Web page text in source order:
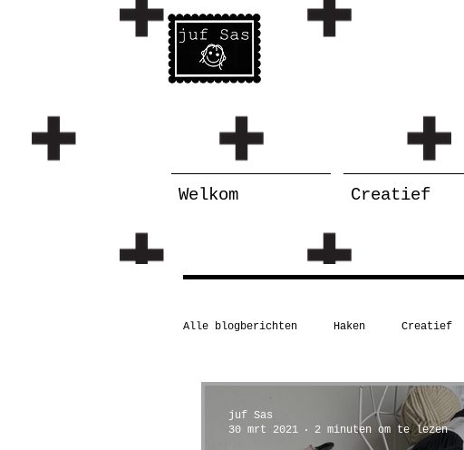
Welkom Creatief
Alle blogberichten Haken Creatief
Schilderen/tekenen Taal Kerst
juf Sas
30 mrt 2021
2 minuten om te lezen